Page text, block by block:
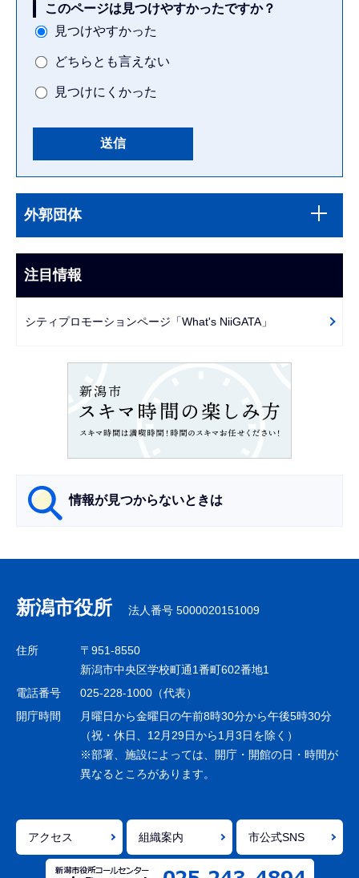
このページは見つけやすかったですか？
見つけやすかった
どちらとも言えない
見つけにくかった
文
こ
ま
で
サ
ビ
ー
外郭団体
注目情報
シティプロモーションページ「What's NiiGATA」
情報が見つからないときは
ナ
ビ
ゲ
シ
ョ
で
新潟市役所 法人番号 5000020151009
住所
〒951-8550
新潟市中央区学校町通1番町602番地1
電話番号
025-228-1000（代表）
開庁時間
月曜日から金曜日の午前8時30分から午後5時30分
（祝・休日、12月29日から1月3日を除く）
※部署、施設によっては、開庁・開館の日・時間が
異なるところがあります。
アクセス 組織案内 市公式SNS